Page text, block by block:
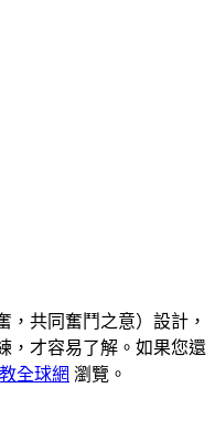
，共同奮鬥之意）設計，
，才容易了解。如果您還
全球網 瀏覽。